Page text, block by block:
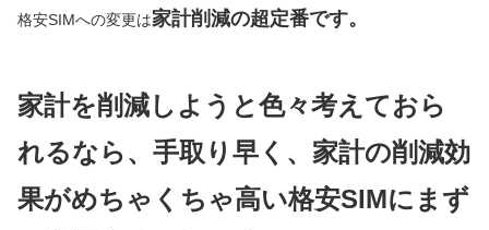
格安SIMへの変更は家計削減の超定番です。
家計を削減しようと色々考えておら
れるなら、手取り早く、家計の削減効
果がめちゃくちゃ高い格安SIMにまず